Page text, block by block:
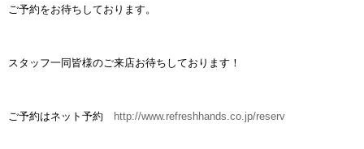
ご予約をお待ちしております。
スタッフ一同皆様のご来店お待ちしております！
ご予約はネット予約 http://www.refreshhands.co.jp/reserv